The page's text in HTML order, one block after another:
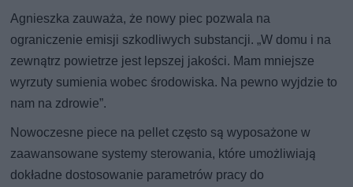
Agnieszka zauważa, że nowy piec pozwala na
ograniczenie emisji szkodliwych substancji. „W domu i na
zewnątrz powietrze jest lepszej jakości. Mam mniejsze
wyrzuty sumienia wobec środowiska. Na pewno wyjdzie to
nam na zdrowie”.
Nowoczesne piece na pellet często są wyposażone w
zaawansowane systemy sterowania, które umożliwiają
dokładne dostosowanie parametrów pracy do